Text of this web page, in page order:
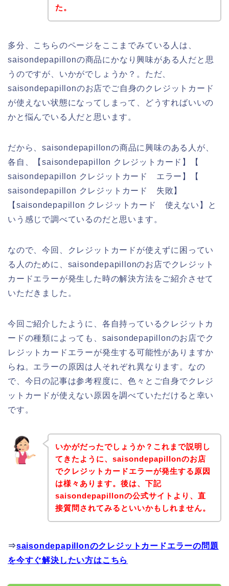
た。
多分、こちらのページをここまでみている人は、
saisondepapillonの商品にかなり興味がある人だと思
うのですが、いかがでしょうか？。ただ、
saisondepapillonのお店でご自身のクレジットカード
が使えない状態になってしまって、どうすればいいの
かと悩んでいる人だと思います。
だから、saisondepapillonの商品に興味のある人が、
各自、【saisondepapillon クレジットカード】【
saisondepapillon クレジットカード エラー】【
saisondepapillon クレジットカード 失敗】
【saisondepapillon クレジットカード 使えない】と
いう感じで調べているのだと思います。
なので、今回、クレジットカードが使えずに困ってい
る人のために、saisondepapillonのお店でクレジット
カードエラーが発生した時の解決方法をご紹介させて
いただきました。
今回ご紹介したように、各自持っているクレジットカ
ードの種類によっても、saisondepapillonのお店でク
レジットカードエラーが発生する可能性がありますか
らね。エラーの原因は人それぞれ異なります。なの
で、今日の記事は参考程度に、色々とご自身でクレジ
ットカードが使えない原因を調べていただけると幸い
です。
いかがだったでしょうか？これまで説明し
てきたように、saisondepapillonのお店
でクレジットカードエラーが発生する原因
は様々あります。後は、下記
saisondepapillonの公式サイトより、直
接質問されてみるといいかもしれません。
⇒saisondepapillonのクレジットカードエラーの問題
を今すぐ解決したい方はこちら